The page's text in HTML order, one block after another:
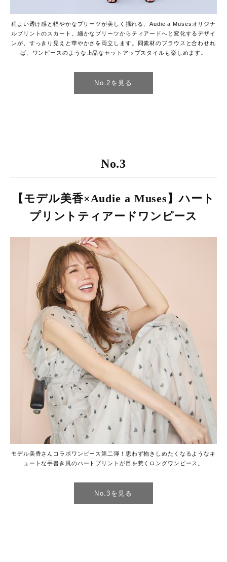
程よい透け感と軽やかなプリーツが美しく揺れる、Audie a Musesオリジナ
ルプリントのスカート。細かなプリーツからティアードへと変化するデザイ
ンが、すっきり見えと華やかさを両立します。同素材のブラウスと合わせれ
ば、ワンピースのような上品なセットアップスタイルも楽しめます。
No.2を見る
No.3
【モデル美香×Audie a Muses】ハート
プリントティアードワンピース
モデル美香さんコラボワンピース第二弾！思わず抱きしめたくなるようなキ
ュートな手書き風のハートプリントが目を惹くロングワンピース。
No.3を見る